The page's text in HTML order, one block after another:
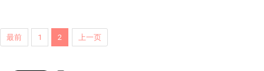
最前 1 2 上一页